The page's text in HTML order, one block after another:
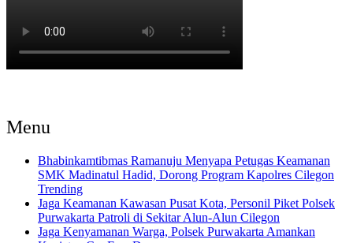
Menu
Bhabinkamtibmas Ramanuju Menyapa Petugas Keamanan
SMK Madinatul Hadid, Dorong Program Kapolres Cilegon
Trending
Jaga Keamanan Kawasan Pusat Kota, Personil Piket Polsek
Purwakarta Patroli di Sekitar Alun-Alun Cilegon
Jaga Kenyamanan Warga, Polsek Purwakarta Amankan